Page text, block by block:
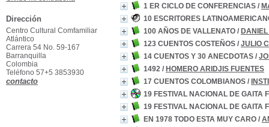
1 ER CICLO DE CONFERENCIAS /
10 ESCRITORES
100 AÑOS DE VALLENATO /
123 CUENTOS COSTEÑOS / JULIO
14 CUENTOS Y 30 ANECDOTAS /
1492 / HOMERO ARIDJIS FUENTES
17 CUENTOS COLOMBIANOS /
19 FESTIVAL NACIONAL DE GAITA
19 FESTIVAL NACIONAL DE GAITA
EN 1978 TODO ESTA MUY CARO /
Dirección
Centro Cultural Comfamiliar
Atlántico
Carrera 54 No. 59-167
Barranquilla
Colombia
Teléfono 57+5 3853930
contacto